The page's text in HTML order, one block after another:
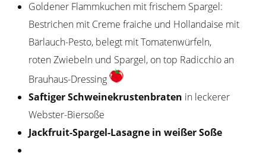
Goldener Flammkuchen mit frischem Spargel:
Bestrichen mit Creme fraiche und Hollandaise mit
Bärlauch-Pesto, belegt mit Tomatenwürfeln,
roten Zwiebeln und Spargel, on top Radicchio an
Brauhaus-Dressing
Saftiger Schweinekrustenbraten in leckerer
Webster-Biersoße
Jackfruit-Spargel-Lasagne in weißer Soße